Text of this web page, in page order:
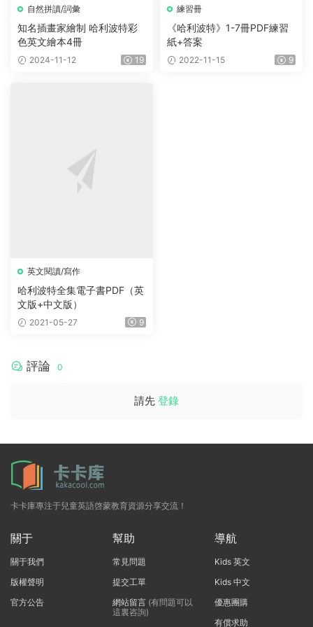
自然拼讀/詞彙
知名插畫家繪制 哈利波特彩
色英文繪本4冊
2024-11-12 19
練習冊
《哈利波特》1-7冊PDF練習
紙+答案
2022-11-15 9
英文閱讀/寫作
哈利波特全集電子書PDF（英
文版+中文版）
2021-05-27 9
評論 0
請先 登錄
卡卡庫專注于兒童英語啓蒙教育資源分享交流！
關于
關于我們
版權聲明
官方公告
幫助
常見問題
提交工單
網站留言(有問題可以
這裏咨詢)
導航
Kids 英文
Kids 中文
優惠團購
有償求助